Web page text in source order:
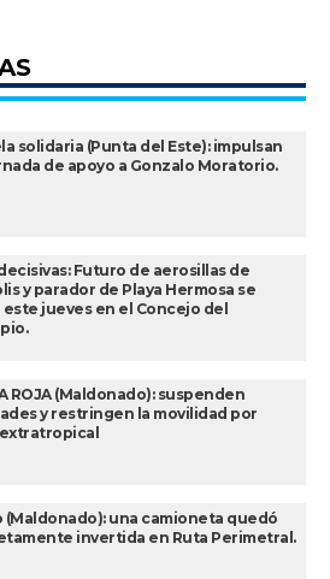
solidaria (Punta del Este): impulsan
de apoyo a Gonzalo Moratorio.
Futuro de aerosillas de
y parador de Playa Hermosa se
jueves en el Concejo del
ROJA (Maldonado): suspenden
y restringen la movilidad por
(Maldonado): una camioneta quedó
invertida en Ruta Perimetral.